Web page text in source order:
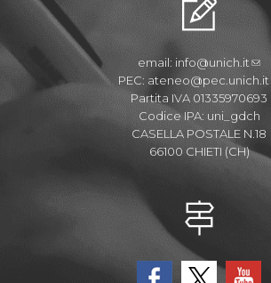
email: info@unich.it
PEC: ateneo@pec.unich.it
Partita IVA 01335970693
Codice IPA: uni_gdch
CASELLA POSTALE N.18
66100 CHIETI (CH)